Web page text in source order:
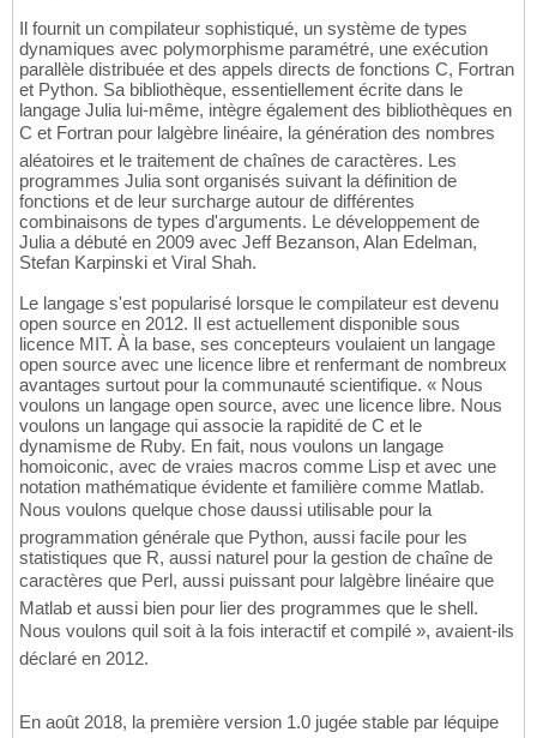
Il fournit un compilateur sophistiqué, un système de types
dynamiques avec polymorphisme paramétré, une exécution
parallèle distribuée et des appels directs de fonctions C, Fortran
et Python. Sa bibliothèque, essentiellement écrite dans le
langage Julia lui-même, intègre également des bibliothèques en
C et Fortran pour lalgèbre linéaire, la génération des nombres
aléatoires et le traitement de chaînes de caractères. Les
programmes Julia sont organisés suivant la définition de
fonctions et de leur surcharge autour de différentes
combinaisons de types d'arguments. Le développement de
Julia a débuté en 2009 avec Jeff Bezanson, Alan Edelman,
Stefan Karpinski et Viral Shah.
Le langage s'est popularisé lorsque le compilateur est devenu
open source en 2012. Il est actuellement disponible sous
licence MIT. À la base, ses concepteurs voulaient un langage
open source avec une licence libre et renfermant de nombreux
avantages surtout pour la communauté scientifique. « Nous
voulons un langage open source, avec une licence libre. Nous
voulons un langage qui associe la rapidité de C et le
dynamisme de Ruby. En fait, nous voulons un langage
homoiconic, avec de vraies macros comme Lisp et avec une
notation mathématique évidente et familière comme Matlab.
Nous voulons quelque chose daussi utilisable pour la
programmation générale que Python, aussi facile pour les
statistiques que R, aussi naturel pour la gestion de chaîne de
caractères que Perl, aussi puissant pour lalgèbre linéaire que
Matlab et aussi bien pour lier des programmes que le shell.
Nous voulons quil soit à la fois interactif et compilé », avaient-ils
déclaré en 2012.
En août 2018, la première version 1.0 jugée stable par léquipe